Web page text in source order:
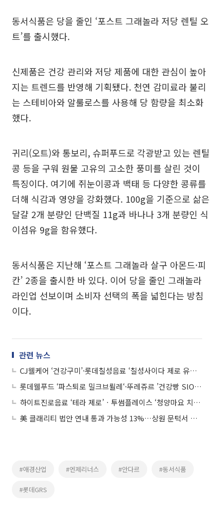
동서식품은 당을 줄인 ‘포스트 그래놀라 저당 렌틸 오
트’를 출시했다.
신제품은 건강 관리와 저당 제품에 대한 관심이 높아
지는 트렌드를 반영해 기획됐다. 천연 감미료라 불리
는 스테비아와 알룰로스를 사용해 당 함량을 최소화
했다.
귀리(오트)와 통보리, 슈퍼푸드로 각광받고 있는 렌틸
콩 등을 구워 원물 고유의 고소한 풍미를 살린 것이
특징이다. 여기에 쥐눈이콩과 백태 등 다양한 콩류를
더해 식감과 영양을 강화했다. 100g을 기준으로 삶은
달걀 2개 분량인 단백질 11g과 바나나 3개 분량인 식
이섬유 9g을 함유했다.
동서식품은 지난해 ‘포스트 그래놀라 살구 아몬드·피
칸’ 2종을 출시한 바 있다. 이어 당을 줄인 그래놀라
라인업 선보이며 소비자 선택의 폭을 넓힌다는 방침
이다.
관련 뉴스
CJ웰케어 ‘건강구미’·롯데칠성음료 ‘칠성사이다 제로 유자’ 외
롯데웰푸드 ‘파스퇴로 밀크브륄레‘·뚜레쥬르 ’건강빵 SlOW TLJ’ 외
하이트진로음료 ‘테라 제로’ㆍ투썸플레이스 ‘청양마요 치즈 멜트 파니니’ 외
美 클래리티 법안 연내 통과 가능성 13%…상원 문턱서 제동
#애경산업 #엔제리너스 #안다르 #동서식품
#롯데GRS